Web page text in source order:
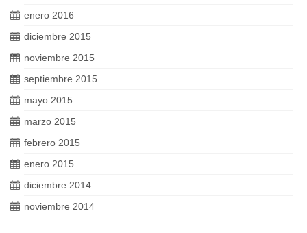
enero 2016
diciembre 2015
noviembre 2015
septiembre 2015
mayo 2015
marzo 2015
febrero 2015
enero 2015
diciembre 2014
noviembre 2014